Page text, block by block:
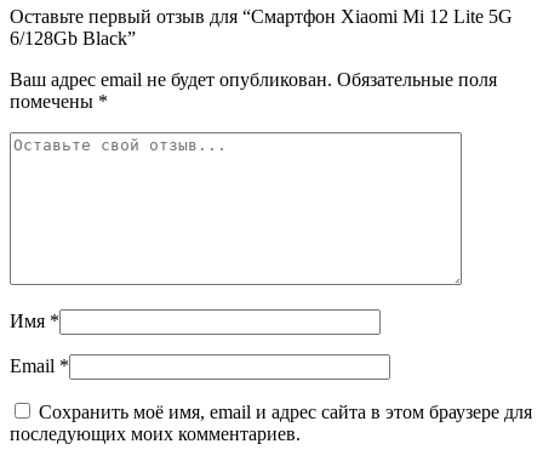
Оставьте первый отзыв для “Смартфон Xiaomi Mi 12 Lite 5G
6/128Gb Black”
Ваш адрес email не будет опубликован. Обязательные поля
помечены *
Имя *
Email *
Сохранить моё имя, email и адрес сайта в этом браузере для
последующих моих комментариев.